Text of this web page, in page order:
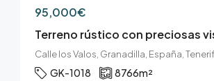
95,000€
GK-1018 8766m²